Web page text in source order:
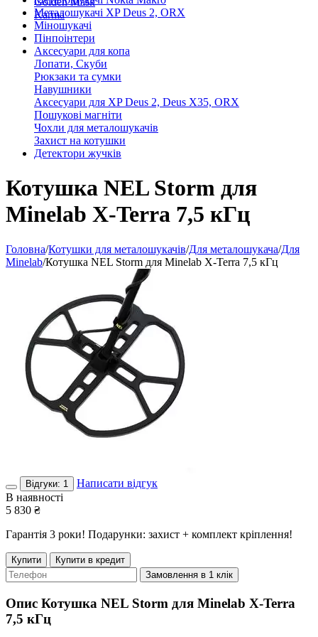
Karma
Металошукачі XP Deus 2, ORX
Міношукачі
Пінпоінтери
Аксесуари для копа
Лопати, Скуби
Рюкзаки та сумки
Навушники
Аксесуари для XP Deus 2, Deus X35, ORX
Пошукові магніти
Чохли для металошукачів
Захист на котушки
Детектори жучків
Котушка NEL Storm для
Minelab X-Terra 7,5 кГц
Головна/Котушки для металошукачів/Для металошукача/Для
Minelab/Котушка NEL Storm для Minelab X-Terra 7,5 кГц
Відгуки: 1
Написати відгук
В наявності
5 830 ₴
Гарантія 3 роки! Подарунки: захист + комплект кріплення!
Купити
Купити в кредит
Замовлення в 1 клік
Опис Котушка NEL Storm для Minelab X-Terra
7,5 кГц